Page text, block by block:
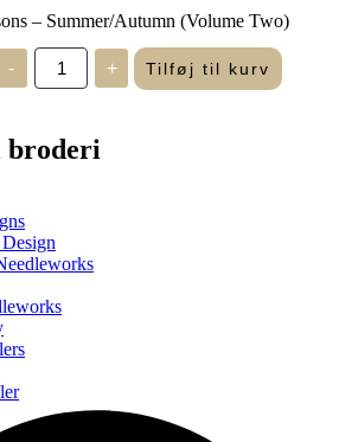
– Summer/Autumn (Volume Two)
-
Life
Seasons
(Volume
+ Tilføj til kurv
broderi